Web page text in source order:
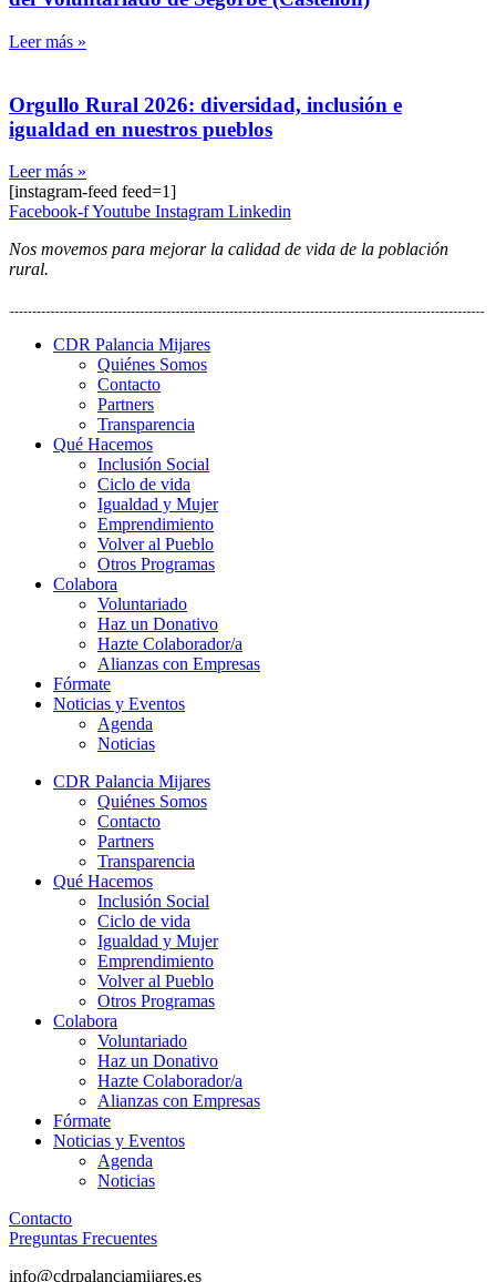
Leer más »
Orgullo Rural 2026: diversidad, inclusión e
igualdad en nuestros pueblos
Leer más »
[instagram-feed feed=1]
Facebook-fYoutube Instagram Linkedin
Nos movemos para mejorar la calidad de vida de la población
rural.
CDR Palancia Mijares
Quiénes Somos
Contacto
Partners
Transparencia
Qué Hacemos
Inclusión Social
Ciclo de vida
Igualdad y Mujer
Emprendimiento
Volver al Pueblo
Otros Programas
Colabora
Voluntariado
Haz un Donativo
Hazte Colaborador/a
Alianzas con Empresas
Fórmate
Noticias y Eventos
Agenda
Noticias
CDR Palancia Mijares
Quiénes Somos
Contacto
Partners
Transparencia
Qué Hacemos
Inclusión Social
Ciclo de vida
Igualdad y Mujer
Emprendimiento
Volver al Pueblo
Otros Programas
Colabora
Voluntariado
Haz un Donativo
Hazte Colaborador/a
Alianzas con Empresas
Fórmate
Noticias y Eventos
Agenda
Noticias
Contacto
Preguntas Frecuentes
info@cdrpalanciamijares.es